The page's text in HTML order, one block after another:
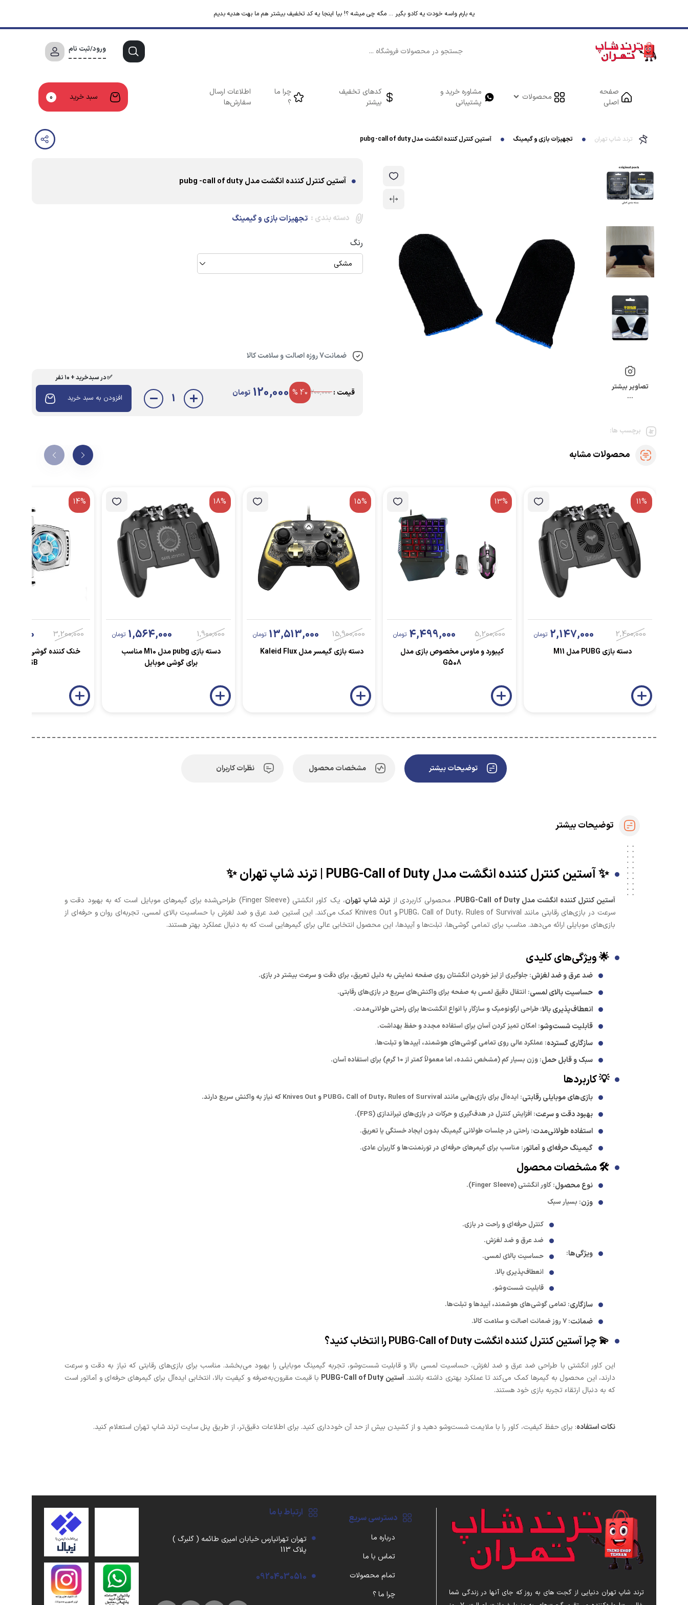
یه بارم واسه خودت یه کادو بگیر ... مگه چی میشه ؟! بیا اینجا یه کد تخفیف بیشتر هم ما بهت هدیه بدیم
ورود/ثبت نام
صفحه
اصلی
محصولات
مشاوره خرید و
پشتیبانی
کدهای تخفیف
بیشتر
چرا ما
؟
اطلاعات ارسال
سفارش‌ها
سبد خرید 0
ترند شاپ تهران تجهیزات بازی و گیمینگ آستین کنترل کننده انگشت مدل pubg -call of duty
تصاویر بیشتر
…
آستین کنترل کننده انگشت مدل pubg -call of duty
دسته بندی : تجهیزات بازی و گیمینگ
رنگ
مشکی
ضمانت7 روزه اصالت و سلامت کالا
قیمت : 200,000
40 %
120,000 تومان 1
✅ در سبدخرید + ۱۰ نفر
افزودن به سبد خرید
برچسب ها:
محصولات مشابه
11%
2,400,000
2,147,000 تومان
دسته بازی PUBG مدل M11
13%
5,200,000
4,499,000 تومان
کیبورد و ماوس مخصوص بازی مدل
G508
15%
15,900,000
13,513,000 تومان
دسته بازی گیمسر مدل Kaleid Flux
18%
1,900,000
1,564,000 تومان
دسته بازی pubg مدل M10 مناسب
برای گوشی موبایل
14%
3,200,000
RGB
توضیحات بیشتر مشخصات محصول نظرات کاربران
توضیحات بیشتر
✨ آستین کنترل کننده انگشت مدل PUBG-Call of Duty | ترند شاپ تهران ✨
آستین کنترل کننده انگشت مدل PUBG-Call of Duty ، محصولی کاربردی از ترند شاپ تهران
، یک کاور انگشتی (Finger Sleeve) طراحی‌شده برای گیمرهای موبایل است که به بهبود دقت و
سرعت در بازی‌های رقابتی مانند PUBG، Call of Duty، Rules of Survival و Knives Out کمک می‌کند. این آستین ضد عرق و ضد لغزش با حساسیت بالای لمسی، تجربه‌ای روان و حرفه‌ای از
بازی‌های موبایلی ارائه می‌دهد. مناسب برای تمامی گوشی‌ها، تبلت‌ها و آیپدها، این محصول انتخابی عالی برای گیمرهایی است که به دنبال عملکرد بهتر هستند.
🌟 ویژگی‌های کلیدی
ضد عرق و ضد لغزش: جلوگیری از لیز خوردن انگشتان روی صفحه نمایش به دلیل تعریق، برای دقت و سرعت بیشتر در بازی.
حساسیت بالای لمسی: انتقال دقیق لمس به صفحه برای واکنش‌های سریع در بازی‌های رقابتی.
انعطاف‌پذیری بالا: طراحی ارگونومیک و سازگار با انواع انگشت‌ها برای راحتی طولانی‌مدت.
قابلیت شست‌وشو: امکان تمیز کردن آسان برای استفاده مجدد و حفظ بهداشت.
سازگاری گسترده: عملکرد عالی روی تمامی گوشی‌های هوشمند، آیپدها و تبلت‌ها.
سبک و قابل حمل: وزن بسیار کم (مشخص نشده، اما معمولاً کمتر از 10 گرم) برای استفاده آسان.
💡 کاربردها
بازی‌های موبایلی رقابتی: ایده‌آل برای بازی‌هایی مانند PUBG، Call of Duty، Rules of Survival و Knives Out که نیاز به واکنش سریع دارند.
بهبود دقت و سرعت: افزایش کنترل در هدف‌گیری و حرکات در بازی‌های تیراندازی (FPS).
استفاده طولانی‌مدت: راحتی در جلسات طولانی گیمینگ بدون ایجاد خستگی یا تعریق.
گیمینگ حرفه‌ای و آماتور: مناسب برای گیمرهای حرفه‌ای در تورنمنت‌ها و کاربران عادی.
🛠️ مشخصات محصول
نوع محصول: کاور انگشتی (Finger Sleeve).
وزن: بسیار سبک
ویژگی‌ها:
کنترل حرفه‌ای و راحت در بازی.
ضد عرق و ضد لغزش.
حساسیت بالای لمسی.
انعطاف‌پذیری بالا.
قابلیت شست‌وشو.
سازگاری: تمامی گوشی‌های هوشمند، آیپدها و تبلت‌ها.
ضمانت: 7 روز ضمانت اصالت و سلامت کالا.
💫 چرا آستین کنترل کننده انگشت PUBG-Call of Duty را انتخاب کنید؟
این کاور انگشتی با طراحی ضد عرق و ضد لغزش، حساسیت لمسی بالا و قابلیت شست‌وشو، تجربه گیمینگ موبایلی را بهبود می‌بخشد. مناسب برای بازی‌های رقابتی که نیاز به دقت و سرعت
دارند، این محصول به گیمرها کمک می‌کند تا عملکرد بهتری داشته باشند.آستین PUBG-Call of Duty
با قیمت مقرون‌به‌صرفه و کیفیت بالا، انتخابی ایده‌آل برای گیمرهای حرفه‌ای و آماتور است
که به دنبال ارتقاء تجربه بازی خود هستند.
نکات استفاده: برای حفظ کیفیت، کاور را با ملایمت شست‌وشو دهید و از کشیدن بیش از حد آن خودداری کنید. برای اطلاعات دقیق‌تر، از طریق پنل سایت ترند شاپ تهران استعلام کنید.
ترند شاپ تهران دنیایی از گجت های به روز که جای آنها در زندگی شما
دسترسی سریع
درباره ما
تماس با ما
تمام محصولات
چرا ما ؟
ارتباط با ما
تهران تهرانپارس خیابان امیری طائمه ( گلبرگ )
پلاک 113
09204030510